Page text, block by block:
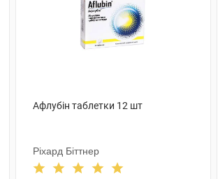
Афлубін таблетки 12 шт
Ріхард Біттнер